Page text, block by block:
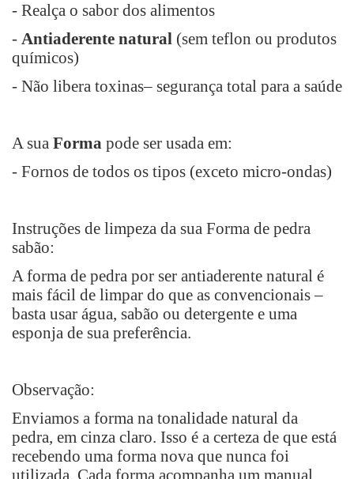
- Realça o sabor dos alimentos
- Antiaderente natural (sem teflon ou produtos
químicos)
- Não libera toxinas– segurança total para a saúde
A sua Forma pode ser usada em:
- Fornos de todos os tipos (exceto micro-ondas)
Instruções de limpeza da sua Forma de pedra
sabão:
A forma de pedra por ser antiaderente natural é
mais fácil de limpar do que as convencionais –
basta usar água, sabão ou detergente e uma
esponja de sua preferência.
Observação:
Enviamos a forma na tonalidade natural da
pedra, em cinza claro. Isso é a certeza de que está
recebendo uma forma nova que nunca foi
utilizada. Cada forma acompanha um manual